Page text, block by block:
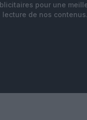
pour une
lecture de nos contenus.